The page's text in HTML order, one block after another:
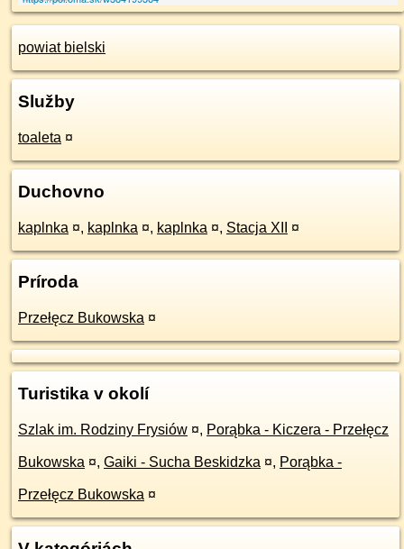
powiat bielski
Služby
toaleta ¤
Duchovno
kaplnka ¤, kaplnka ¤, kaplnka ¤, Stacja XII ¤
Príroda
Przełęcz Bukowska ¤
Turistika v okolí
Szlak im. Rodziny Frysiów ¤, Porąbka - Kiczera - Przełęcz
Bukowska ¤, Gaiki - Sucha Beskidzka ¤, Porąbka -
Przełęcz Bukowska ¤